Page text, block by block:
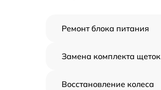
Ремонт блока питания
Замена комплекта щеток
Восстановление колеса